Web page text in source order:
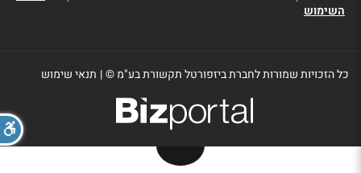
השימוש
כל הזכויות שמורות לחברת ביזפורטל תקשורת בע"מ ©| תנאי שימוש